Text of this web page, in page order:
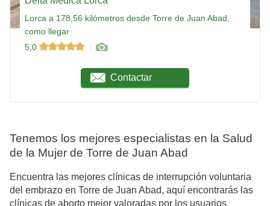
Lorca a 178,56 kilómetros desde Torre de Juan Abad,
como llegar
5,0
Contactar
Tenemos los mejores especialistas en la Salud
de la Mujer de Torre de Juan Abad
Encuentra las mejores clínicas de interrupción voluntaria
del embrazo en Torre de Juan Abad, aquí encontrarás las
clínicas de aborto mejor valoradas por los usuarios